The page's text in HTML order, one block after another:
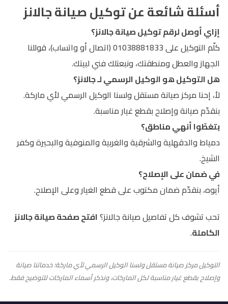
أسئلة شائعة عن توكيل صيانة جالانز
إزاي أوصل لرقم توكيل صيانة جالانز؟
كلّم التوكيل على 01038881833 (اتصال أو واتساب)، قوللنا
الجهاز والعطل ومنطقتك، ونبعتلك فني لبيتك.
هل التوكيل هو الوكيل الرسمي لـ جالانز؟
لأ، إحنا مركز صيانة مستقل ولسنا الوكيل الرسمي لأي ماركة.
بنقدّم صيانة وإصلاح بقطع غيار مناسبة.
بتغطّوا أنهي مناطق؟
دمياط والدقهلية والشرقية والغربية والمنوفية والبحيرة وكفر
الشيخ.
في ضمان على الإصلاح؟
أيوه، بنقدّم ضمان مكتوب على قطع الغيار وعلى الإصلاح.
تحب تشوف كل تفاصيل صيانة جالانز؟افتح صفحة صيانة جالانز
الكاملة.
التوكيل مركز صيانة مستقل ولسنا الوكيل الرسمي لأي ماركة؛ خدماتنا صيانة
وإصلاح بقطع غيار مناسبة لكل الماركات، ونذكر أسماء الماركات للتوضيح فقط.